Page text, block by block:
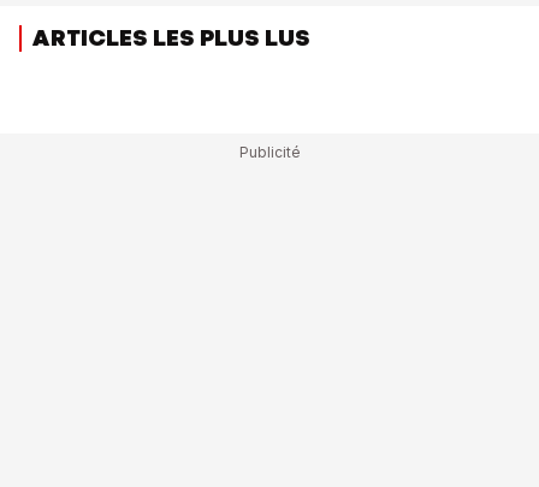
ARTICLES LES PLUS LUS